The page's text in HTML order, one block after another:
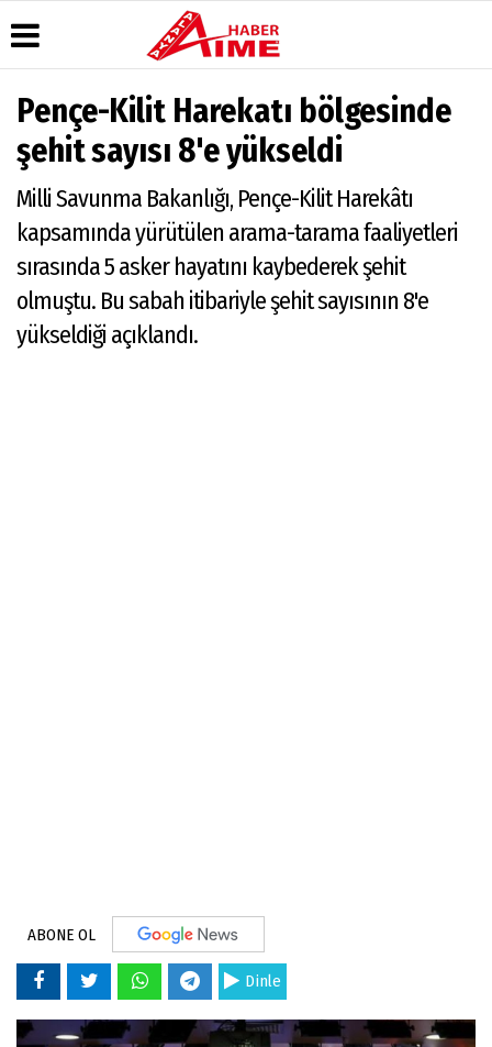
Üye Paneli
Haber
Arşivi
Günün
Hava
Durumu
Gazete
Manşetleri
Anketler
Biyografiler
Köşe
Yazarları
Video
Galeri
Foto
Galeri
Moovit
Gazipaşa
& Antalya
Canlı Uçak
Seyir
Takip
Pençe-Kilit Harekatı bölgesinde
şehit sayısı 8'e yükseldi
Milli Savunma Bakanlığı, Pençe-Kilit Harekâtı
kapsamında yürütülen arama-tarama faaliyetleri
sırasında 5 asker hayatını kaybederek şehit
olmuştu. Bu sabah itibariyle şehit sayısının 8'e
yükseldiği açıklandı.
ABONE OL
Dinle